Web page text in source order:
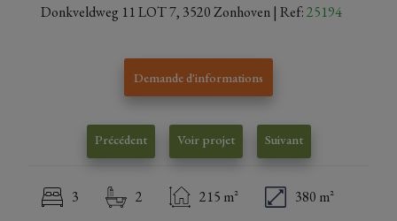
Donkveldweg 11 LOT 7, 3520 Zonhoven| Ref:25194
Demande d'informations
Précédent Voir projet Suivant
3 2 215 m² 380 m²